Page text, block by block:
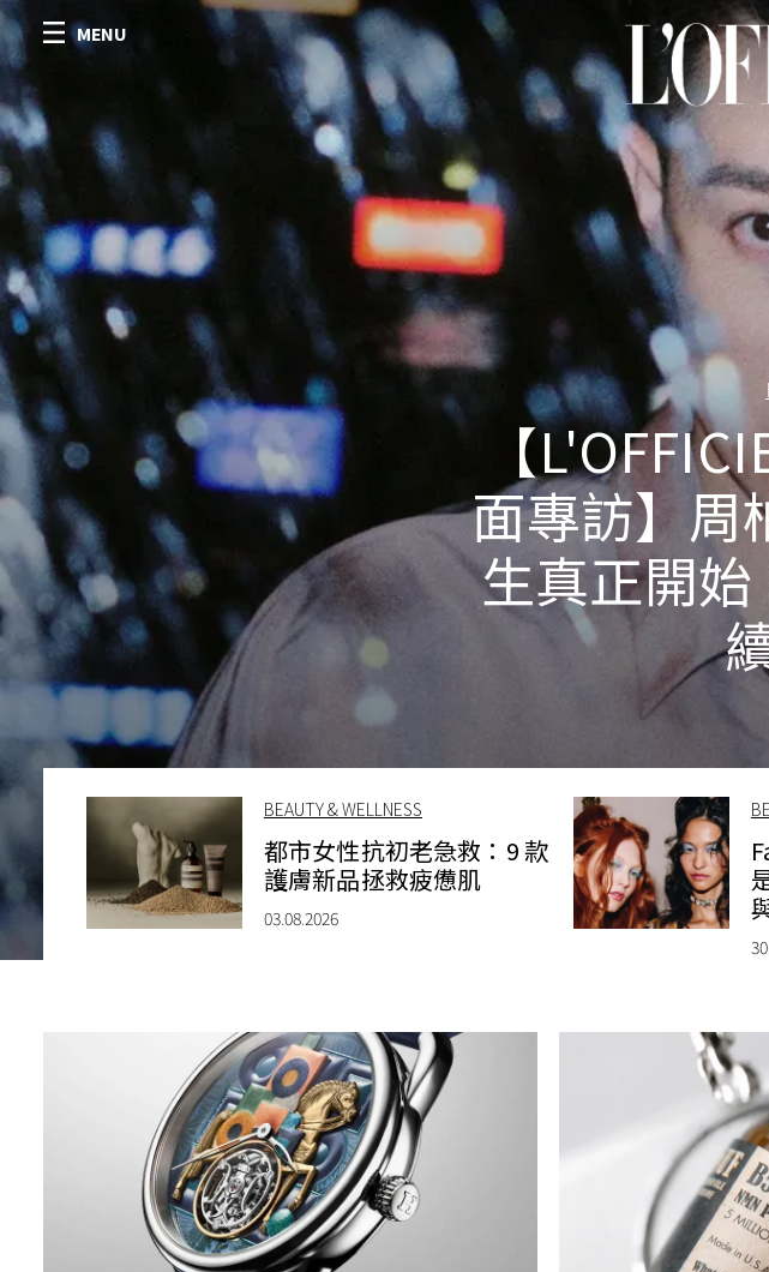
MENU
【
面專訪】周
生真正開
BEAUTY & WELLNESS
都市女性抗初老急救：9 款
護膚新品拯救疲憊肌
03.08.2026